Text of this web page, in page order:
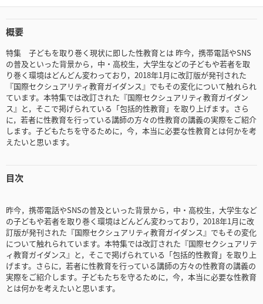
概要
特集 子どもを取り巻く現状に即した性教育とは 昨今，携帯電話やSNS
の普及といった背景から，中・高校生，大学生などの子どもや若者を取
り巻く環境はどんどん変わっており，2018年1月に改訂版が発刊された
『国際セクシュアリティ教育ガイダンス』でもその変化について触れられ
ています。本特集では改訂された『国際セクシュアリティ教育ガイダン
ス』と，そこで掲げられている「包括的性教育」を取り上げます。さら
に，若者に性教育を行っている講師の方々の性教育の講義の実際をご紹介
します。子どもたちを守るために，今，本当に必要な性教育とは何かを考
えたいと思います。
目次
昨今，携帯電話やSNSの普及といった背景から，中・高校生，大学生など
の子どもや若者を取り巻く環境はどんどん変わっており，2018年1月に改
訂版が発刊された『国際セクシュアリティ教育ガイダンス』でもその変化
について触れられています。本特集では改訂された『国際セクシュアリテ
ィ教育ガイダンス』と，そこで掲げられている「包括的性教育」を取り上
げます。さらに，若者に性教育を行っている講師の方々の性教育の講義の
実際をご紹介します。子どもたちを守るために，今，本当に必要な性教育
とは何かを考えたいと思います。